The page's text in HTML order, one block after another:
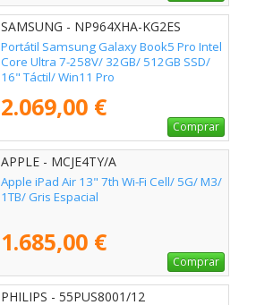
SAMSUNG - NP964XHA-KG2ES
Portátil Samsung Galaxy Book5 Pro Intel
Core Ultra 7-258V/ 32GB/ 512GB SSD/
16" Táctil/ Win11 Pro
2.069,00 €
Comprar
APPLE - MCJE4TY/A
Apple iPad Air 13" 7th Wi-Fi Cell/ 5G/ M3/
1TB/ Gris Espacial
1.685,00 €
Comprar
PHILIPS - 55PUS8001/12